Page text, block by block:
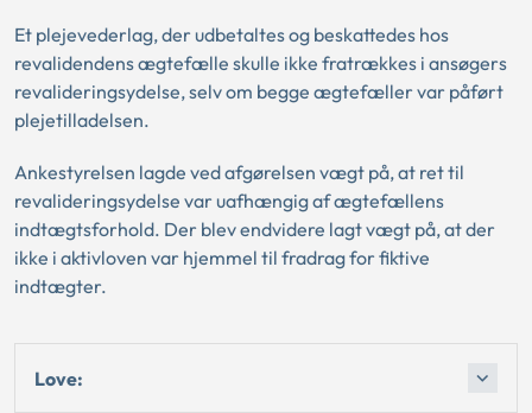
Et plejevederlag, der udbetaltes og beskattedes hos
revalidendens ægtefælle skulle ikke fratrækkes i ansøgers
revalideringsydelse, selv om begge ægtefæller var påført
plejetilladelsen.
Ankestyrelsen lagde ved afgørelsen vægt på, at ret til
revalideringsydelse var uafhængig af ægtefællens
indtægtsforhold. Der blev endvidere lagt vægt på, at der
ikke i aktivloven var hjemmel til fradrag for fiktive
indtægter.
Love: